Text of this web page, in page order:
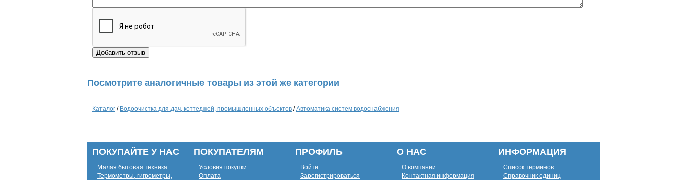
Посмотрите аналогичные товары из этой же категории
Каталог / Водоочистка для дач, коттеджей, промышленных объектов /Автоматика систем водоснабжения
ПОКУПАЙТЕ У НАС
Малая бытовая техника
Термометры, гигрометры,
ПОКУПАТЕЛЯМ
Условия покупки
Оплата
ПРОФИЛЬ
Войти
Зарегистрироваться
О НАС
О компании
Контактная информация
ИНФОРМАЦИЯ
Список терминов
Справочник единиц